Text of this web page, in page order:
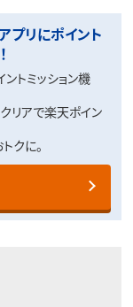
プリにポイント
トミッション機
リアで楽天ポイン
クに。